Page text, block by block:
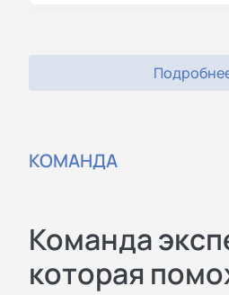
КОМАНДА
Команда
которая